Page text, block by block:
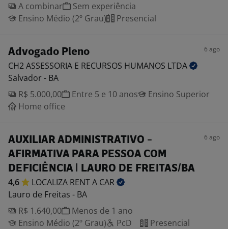
A combinar
Sem experiência
Ensino Médio (2º Grau)
Presencial
Advogado Pleno 6 ago
CH2 ASSESSORIA E RECURSOS HUMANOS LTDA
Salvador - BA
R$ 5.000,00
Entre 5 e 10 anos
Ensino Superior
Home office
AUXILIAR ADMINISTRATIVO -
AFIRMATIVA PARA PESSOA COM
DEFICIÊNCIA | LAURO DE FREITAS/BA
6 ago
4,6 LOCALIZA RENT A CAR
Lauro de Freitas - BA
R$ 1.640,00
Menos de 1 ano
Ensino Médio (2º Grau)
PcD
Presencial